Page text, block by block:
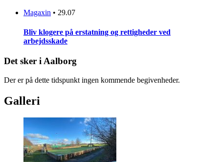
Magaxin • 29.07
Bliv klogere på erstatning og rettigheder ved
arbejdsskade
Det sker i Aalborg
Der er på dette tidspunkt ingen kommende begivenheder.
Galleri